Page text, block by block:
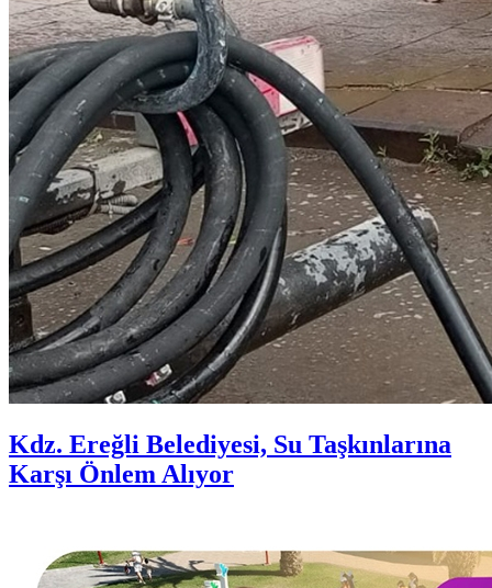
Kdz. Ereğli Belediyesi, Su Taşkınlarına
Karşı Önlem Alıyor